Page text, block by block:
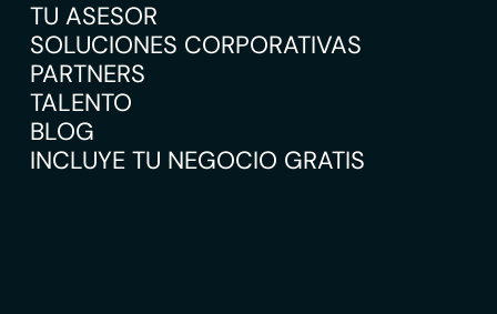
TU ASESOR
SOLUCIONES CORPORATIVAS
PARTNERS
TALENTO
BLOG
INCLUYE TU NEGOCIO GRATIS